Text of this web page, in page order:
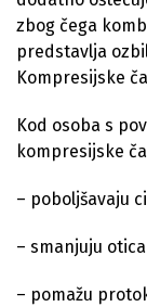
zbog čega
predstavlja
Kompresijske
Kod osoba s
kompresijske
– poboljšavaju
– smanjuju
– pomažu